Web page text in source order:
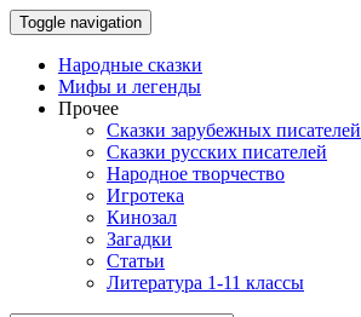
Toggle navigation
Народные сказки
Мифы и легенды
Прочее
Сказки зарубежных писателей
Сказки русских писателей
Народное творчество
Игротека
Кинозал
Загадки
Статьи
Литература 1-11 классы